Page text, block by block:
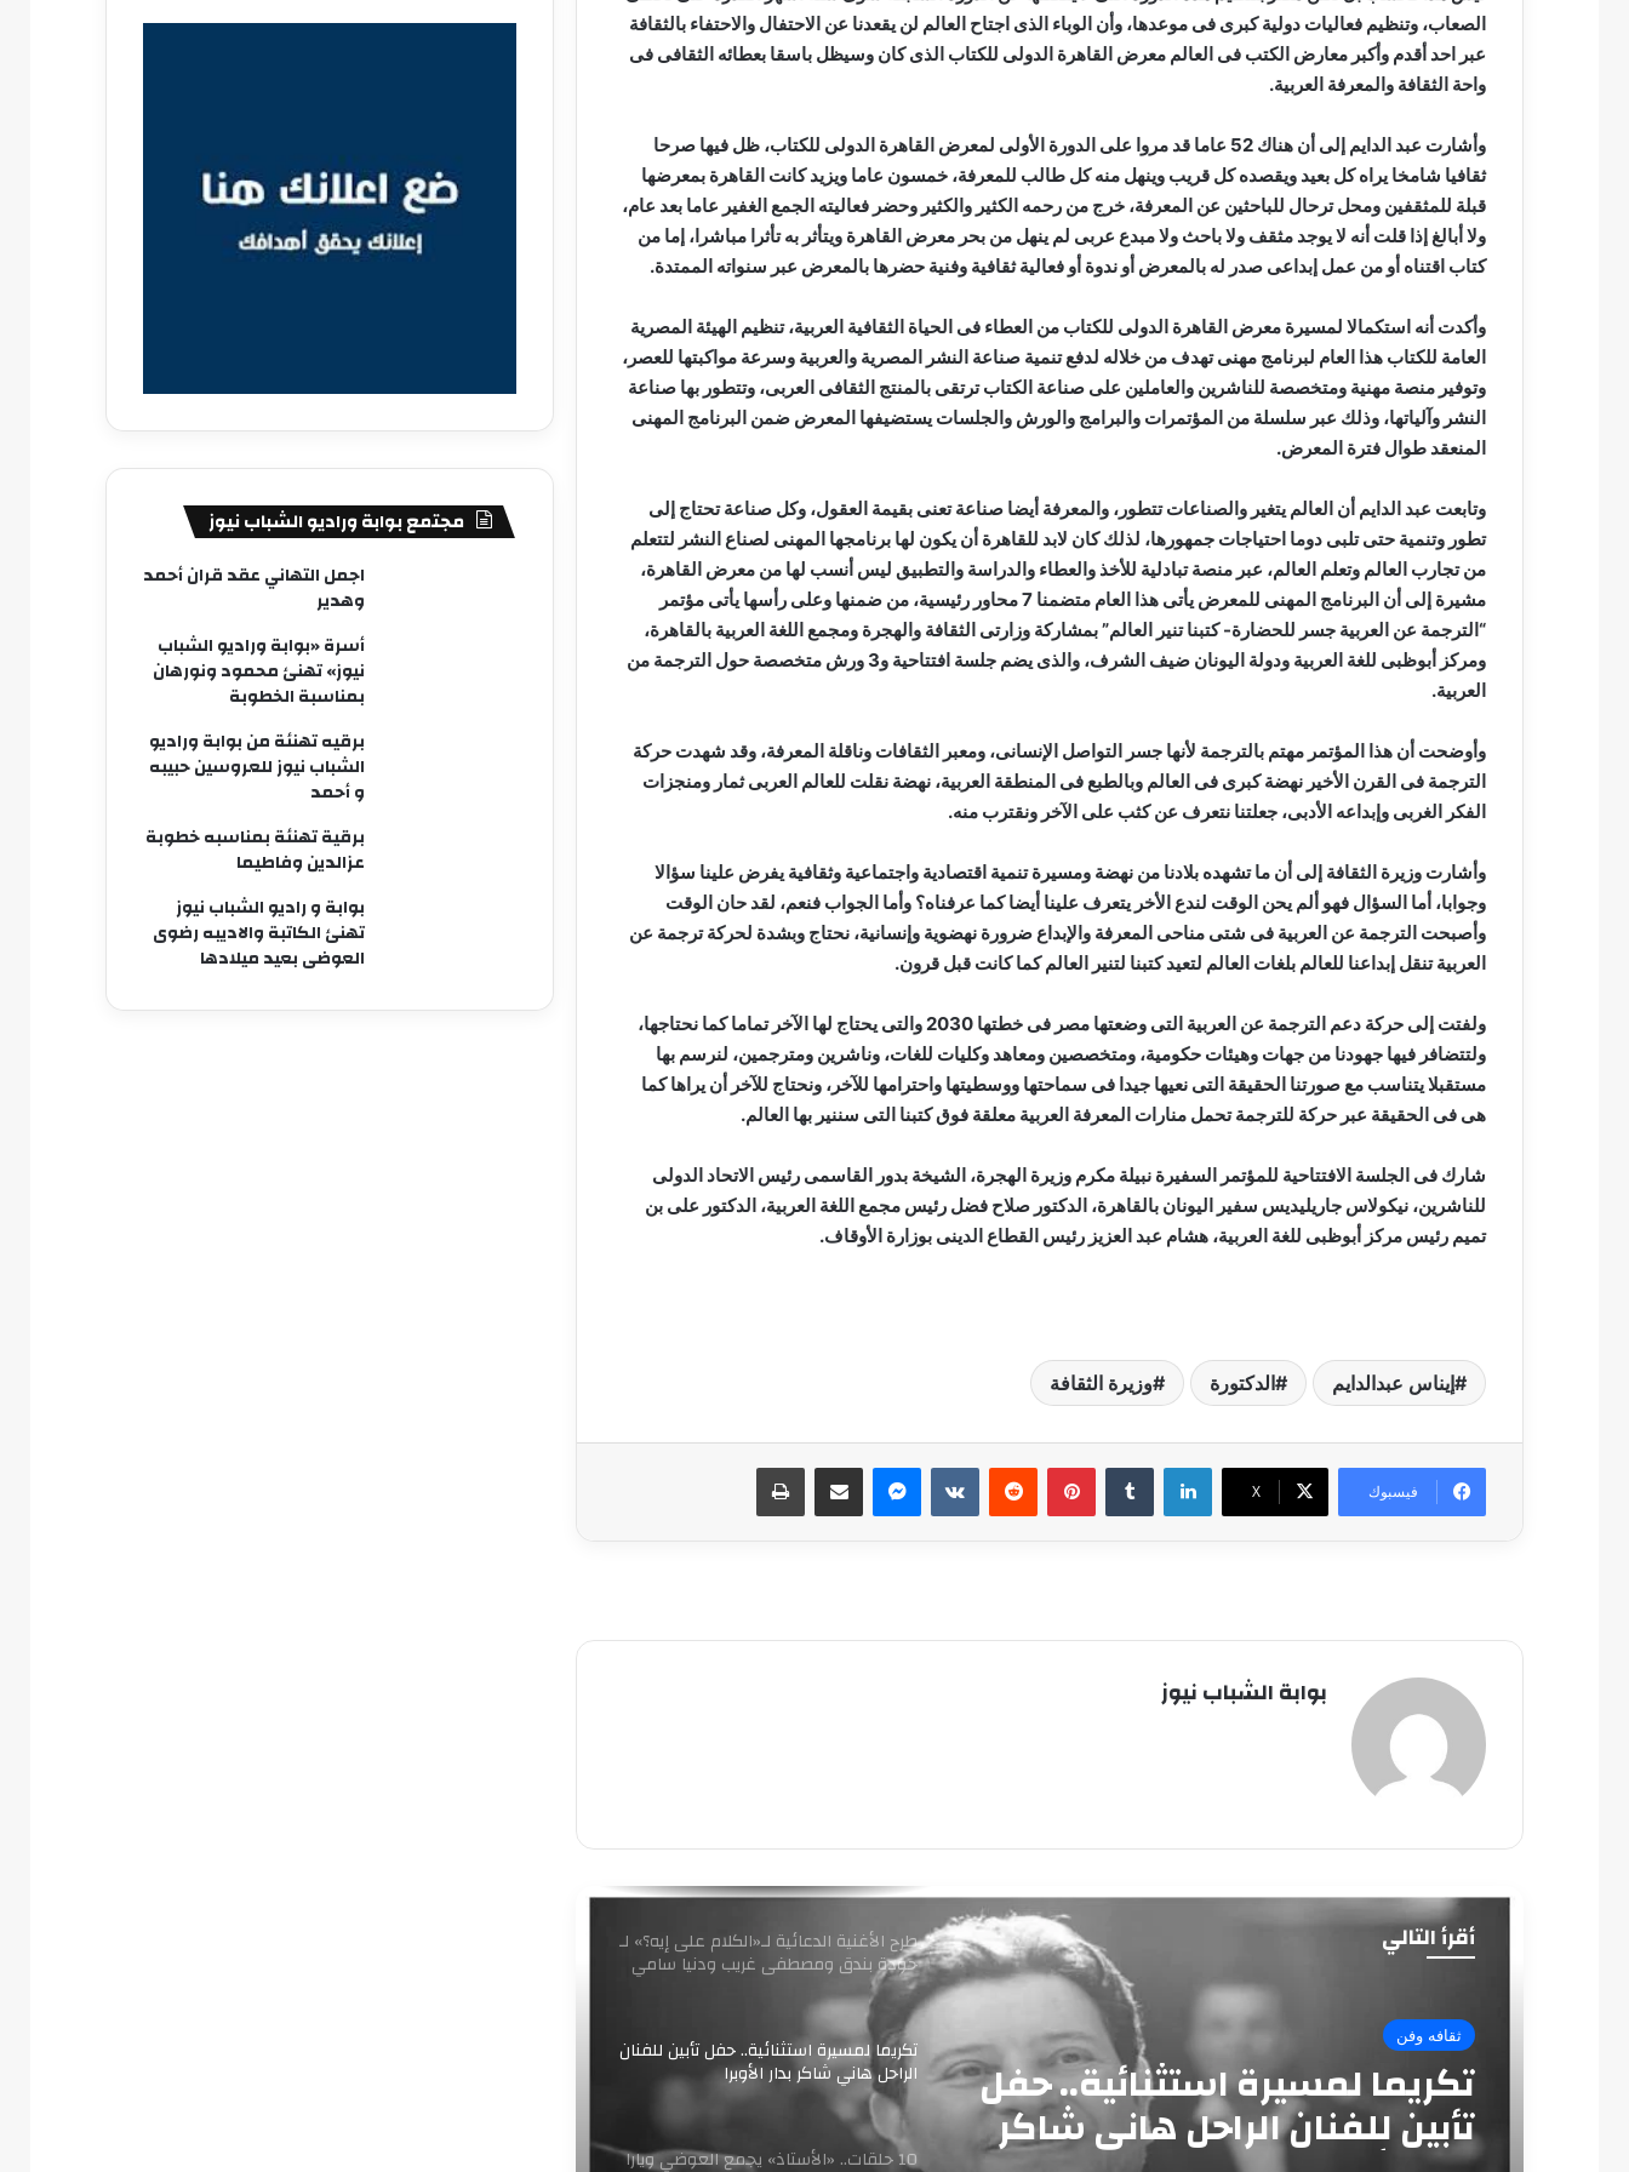
الصعاب، وتنظيم فعاليات دولية كبرى فى موعدها، وأن الوباء الذى اجتاح العالم لن يقعدنا عن الاحتفال والاحتفاء بالثقافة
عبر احد أقدم وأكبر معارض الكتب فى العالم معرض القاهرة الدولى للكتاب الذى كان وسيظل باسقا بعطائه الثقافى فى
واحة الثقافة والمعرفة العربية.
وأشارت عبد الدايم إلى أن هناك 52 عاما قد مروا على الدورة الأولى لمعرض القاهرة الدولى للكتاب، ظل فيها صرحا
ثقافيا شامخا يراه كل بعيد ويقصده كل قريب وينهل منه كل طالب للمعرفة، خمسون عاما ويزيد كانت القاهرة بمعرضها
قبلة للمثقفين ومحل ترحال للباحثين عن المعرفة، خرج من رحمه الكثير والكثير وحضر فعاليته الجمع الغفير عاما بعد عام،
ولا أبالغ إذا قلت أنه لا يوجد مثقف ولا باحث ولا مبدع عربى لم ينهل من بحر معرض القاهرة ويتأثر به تأثرا مباشرا، إما من
كتاب اقتناه أو من عمل إبداعى صدر له بالمعرض أو ندوة أو فعالية ثقافية وفنية حضرها بالمعرض عبر سنواته الممتدة.
وأكدت أنه استكمالا لمسيرة معرض القاهرة الدولى للكتاب من العطاء فى الحياة الثقافية العربية، تنظيم الهيئة المصرية
العامة للكتاب هذا العام لبرنامج مهنى تهدف من خلاله لدفع تنمية صناعة النشر المصرية والعربية وسرعة مواكبتها للعصر،
وتوفير منصة مهنية ومتخصصة للناشرين والعاملين على صناعة الكتاب ترتقى بالمنتج الثقافى العربى، وتتطور بها صناعة
النشر وآلياتها، وذلك عبر سلسلة من المؤتمرات والبرامج والورش والجلسات يستضيفها المعرض ضمن البرنامج المهنى
المنعقد طوال فترة المعرض.
وتابعت عبد الدايم أن العالم يتغير والصناعات تتطور، والمعرفة أيضا صناعة تعنى بقيمة العقول، وكل صناعة تحتاج إلى
تطور وتنمية حتى تلبى دوما احتياجات جمهورها، لذلك كان لابد للقاهرة أن يكون لها برنامجها المهنى لصناع النشر لتتعلم
من تجارب العالم وتعلم العالم، عبر منصة تبادلية للأخذ والعطاء والدراسة والتطبيق ليس أنسب لها من معرض القاهرة،
مشيرة إلى أن البرنامج المهنى للمعرض يأتى هذا العام متضمنا 7 محاور رئيسية، من ضمنها وعلى رأسها يأتى مؤتمر
“الترجمة عن العربية جسر للحضارة- كتبنا تنير العالم” بمشاركة وزارتى الثقافة والهجرة ومجمع اللغة العربية بالقاهرة،
ومركز أبوظبى للغة العربية ودولة اليونان ضيف الشرف، والذى يضم جلسة افتتاحية و3 ورش متخصصة حول الترجمة من
العربية.
وأوضحت أن هذا المؤتمر مهتم بالترجمة لأنها جسر التواصل الإنسانى، ومعبر الثقافات وناقلة المعرفة، وقد شهدت حركة
الترجمة فى القرن الأخير نهضة كبرى فى العالم وبالطبع فى المنطقة العربية، نهضة نقلت للعالم العربى ثمار ومنجزات
الفكر الغربى وإبداعه الأدبى، جعلتنا نتعرف عن كثب على الآخر ونقترب منه.
وأشارت وزيرة الثقافة إلى أن ما تشهده بلادنا من نهضة ومسيرة تنمية اقتصادية واجتماعية وثقافية يفرض علينا سؤالا
وجوابا، أما السؤال فهو ألم يحن الوقت لندع الأخر يتعرف علينا أيضا كما عرفناه؟ وأما الجواب فنعم، لقد حان الوقت
وأصبحت الترجمة عن العربية فى شتى مناحى المعرفة والإبداع ضرورة نهضوية وإنسانية، نحتاج وبشدة لحركة ترجمة عن
العربية تنقل إبداعنا للعالم بلغات العالم لتعيد كتبنا لتنير العالم كما كانت قبل قرون.
ولفتت إلى حركة دعم الترجمة عن العربية التى وضعتها مصر فى خطتها 2030 والتى يحتاج لها الآخر تماما كما نحتاجها،
ولتتضافر فيها جهودنا من جهات وهيئات حكومية، ومتخصصين ومعاهد وكليات للغات، وناشرين ومترجمين، لنرسم بها
مستقبلا يتناسب مع صورتنا الحقيقة التى نعيها جيدا فى سماحتها ووسطيتها واحترامها للآخر، ونحتاج للآخر أن يراها كما
هى فى الحقيقة عبر حركة للترجمة تحمل منارات المعرفة العربية معلقة فوق كتبنا التى سننير بها العالم.
شارك فى الجلسة الافتتاحية للمؤتمر السفيرة نبيلة مكرم وزيرة الهجرة، الشيخة بدور القاسمى رئيس الاتحاد الدولى
للناشرين، نيكولاس جاريليديس سفير اليونان بالقاهرة، الدكتور صلاح فضل رئيس مجمع اللغة العربية، الدكتور على بن
تميم رئيس مركز أبوظبى للغة العربية، هشام عبد العزيز رئيس القطاع الدينى بوزارة الأوقاف.
إيناس عبدالدايم الدكتورة وزيرة الثقافة
فيسبوك ‫X
لينكدإن بينتيريست ماسنجر مشاركة عبر البريد طباعة
بوابة الشباب نيوز
أقرأ التالي
ثقافه وفن
تكريما لمسيرة استثنائية.. حفل
تأبين للفنان الراحل هاني شاكر
روجينا لـ أشرف زكي: حبيب عمري وتاج
راسي.. ربنا يحفظ عمرك ليا ولبناتك
«الست» لـ منى زكي في 4 أيام
اليهم “
طرح الأغنية الدعائية لـ«الكلام على إيه؟» لـ
حودة بندق ومصطفى غريب ودنيا سامي
تكريما لمسيرة استثنائية.. حفل تأبين للفنان
الراحل هاني شاكر بدار الأوبرا
10 حلقات.. «الأستاذ» يجمع العوضي ويارا
مجتمع بوابة وراديو الشباب نيوز
اجمل التهاني عقد قران أحمد
وهدير
أسرة «بوابة وراديو الشباب
نيوز» تهنئ محمود ونورهان
بمناسبة الخطوبة
برقيه تهنئة من بوابة وراديو
الشباب نيوز للعروسين حبيبه
و أحمد
برقية تهنئة بمناسبه خطوبة
عزالدين وفاطيما
بوابة و راديو الشباب نيوز
تهنئ الكاتبة والاديبه رضوى
العوضى بعيد ميلادها